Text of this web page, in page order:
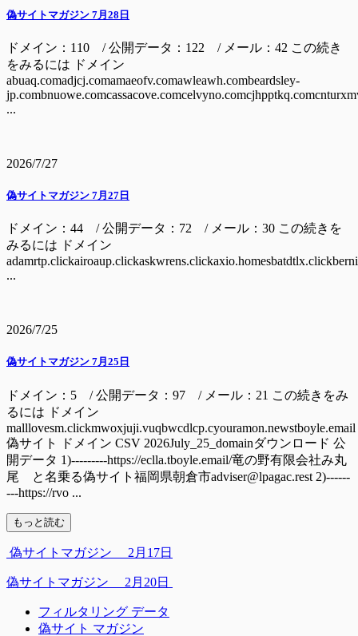
偽サイトマガジン 7月28日
ドメイン：110 / 公開データ：122 / メール：42 この続き
をみるには ドメイン
abuaq.comadjcj.comamaeofv.comawleawh.combeardsley-
...
2026/7/27
偽サイトマガジン 7月27日
ドメイン：44 / 公開データ：72 / メール：30 この続きを
みるには ドメイン
...
2026/7/25
偽サイトマガジン 7月25日
ドメイン：5 / 公開データ：97 / メール：21 この続きをみ
るには ドメイン
malllovesm.clickmwoxjuji.vuqbwcdlcp.cyouramon.newstboyle.email
偽サイト ドメイン CSV 2026July_25_domainダウンロード 公
開データ 1)---------https://eclla.tboyle.email/竜の野有限会社み丸
尾 と名乗る偽サイト福岡県朝倉市adviser@lpagac.rest 2)------
---https://rvo ...
もっと読む
偽サイトマガジン 2月17日
偽サイトマガジン 2月20日
フィルタリング データ
偽サイト マガジン